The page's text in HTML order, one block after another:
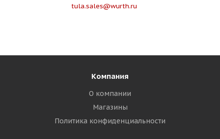
tula.sales@wurth.ru
Компания
О компании
Магазины
Политика конфиденциальности